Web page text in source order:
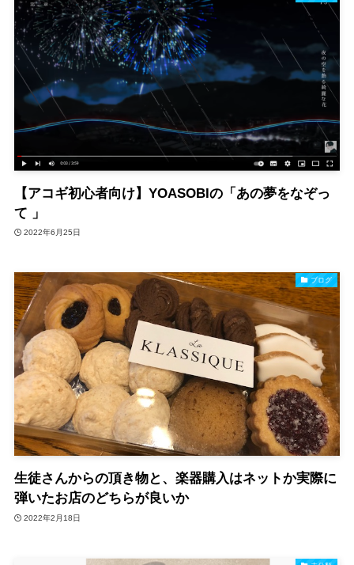
【アコギ初心者向け】YOASOBIの「あの夢をなぞっ
て 」
2022年6月25日
ブログ
生徒さんからの頂き物と、楽器購入はネットか実際に
弾いたお店のどちらが良いか
2022年2月18日